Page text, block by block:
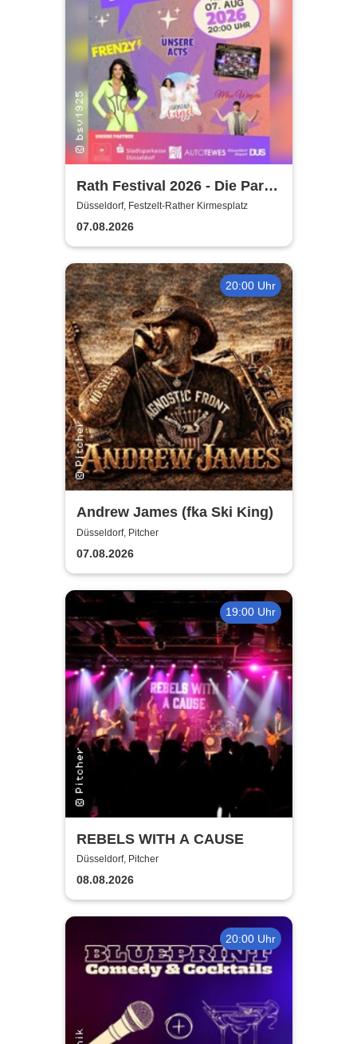
Rath Festival 2026 - Die Party
des Jahres in Düsseldorf-
Rath
Düsseldorf, Festzelt-Rather Kirmesplatz
07.08.2026
20:00 Uhr
Andrew James (fka Ski King)
Düsseldorf, Pitcher
07.08.2026
19:00 Uhr
REBELS WITH A CAUSE
Düsseldorf, Pitcher
08.08.2026
20:00 Uhr